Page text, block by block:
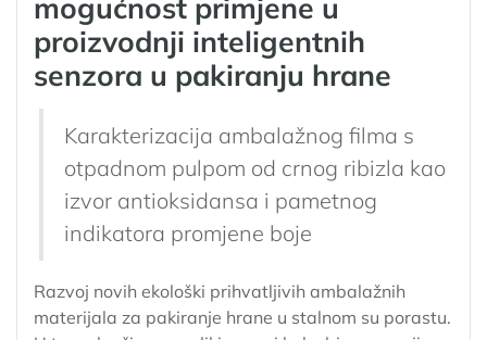
mogućnost primjene u
proizvodnji inteligentnih
senzora u pakiranju hrane
Karakterizacija ambalažnog filma s
otpadnom pulpom od crnog ribizla kao
izvor antioksidansa i pametnog
indikatora promjene boje
Razvoj novih ekološki prihvatljivih ambalažnih
materijala za pakiranje hrane u stalnom su porastu.